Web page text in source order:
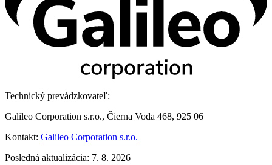
Technický prevádzkovateľ:
Galileo Corporation s.r.o., Čierna Voda 468, 925 06
Kontakt: Galileo Corporation s.r.o.
Posledná aktualizácia: 7. 8. 2026